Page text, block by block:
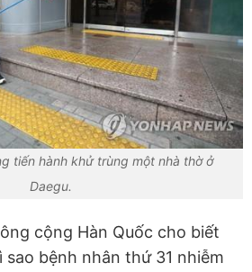
tiến hành khử trùng một nhà thờ ở
Daegu.
cộng Hàn Quốc cho biết
sao bệnh nhân thứ 31 nhiễm